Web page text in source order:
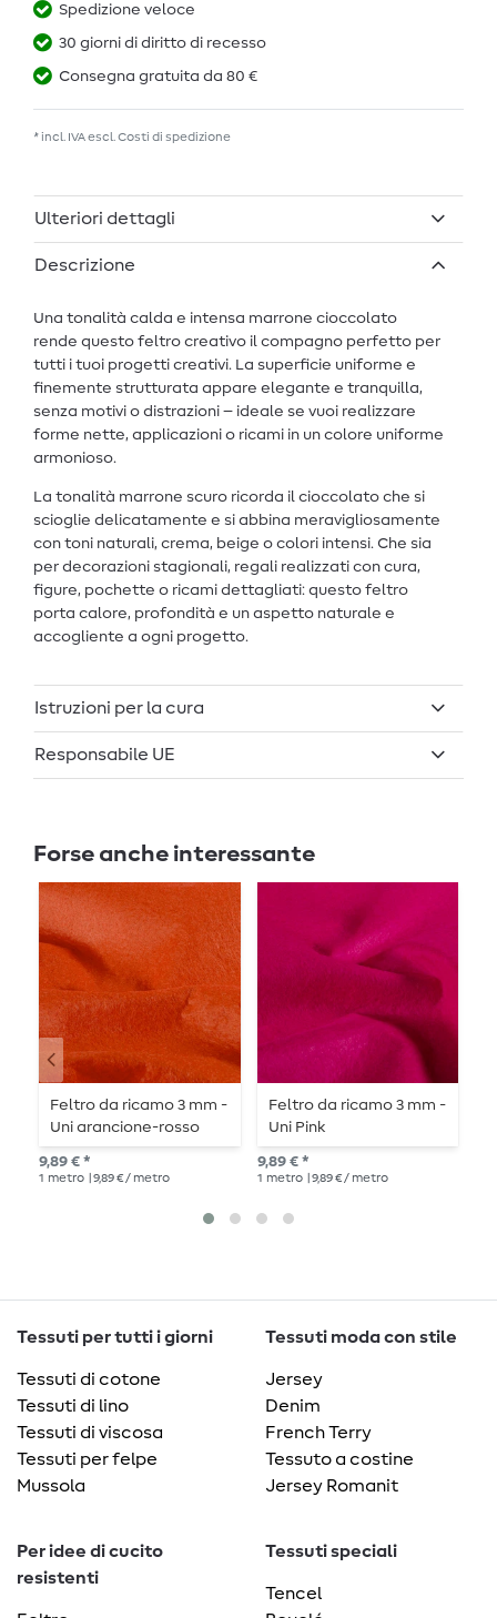
Spedizione veloce
30 giorni di diritto di recesso
Consegna gratuita da 80 €
* incl. IVA escl. Costi di spedizione
Ulteriori dettagli
Descrizione
Una tonalità calda e intensa marrone cioccolato
rende questo feltro creativo il compagno perfetto per
tutti i tuoi progetti creativi. La superficie uniforme e
finemente strutturata appare elegante e tranquilla,
senza motivi o distrazioni – ideale se vuoi realizzare
forme nette, applicazioni o ricami in un colore uniforme
armonioso.
La tonalità marrone scuro ricorda il cioccolato che si
scioglie delicatamente e si abbina meravigliosamente
con toni naturali, crema, beige o colori intensi. Che sia
per decorazioni stagionali, regali realizzati con cura,
figure, pochette o ricami dettagliati: questo feltro
porta calore, profondità e un aspetto naturale e
accogliente a ogni progetto.
Istruzioni per la cura
Responsabile UE
Forse anche interessante
Feltro da ricamo 3 mm -
Uni arancione-rosso
9,89 € *
1 metro | 9,89 € / metro
Feltro da ricamo 3 mm -
Uni Pink
9,89 € *
1 metro | 9,89 € / metro
Tessuti per tutti i giorni
Tessuti di cotone
Tessuti di lino
Tessuti di viscosa
Tessuti per felpe
Mussola
Tessuti moda con stile
Jersey
Denim
French Terry
Tessuto a costine
Jersey Romanit
Per idee di cucito
resistenti
Tessuti speciali
Tencel